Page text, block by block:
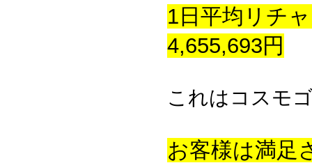
1日平均リチ
4,655,693円
これはコスモ
お客様は満足